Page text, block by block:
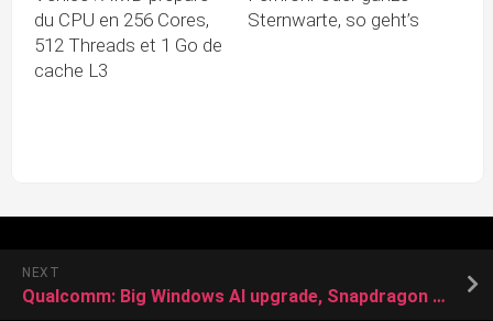
du CPU en 256 Cores,
512 Threads et 1 Go de
cache L3
Sternwarte, so geht’s
NEXT
Qualcomm: Big Windows AI upgrade, Snapdragon X Elite for mid 2024 to take on Apple M3